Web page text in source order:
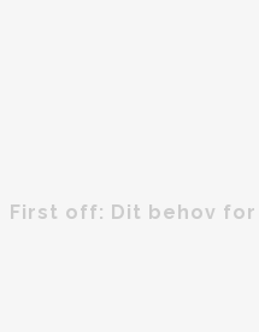
First off: Dit behov